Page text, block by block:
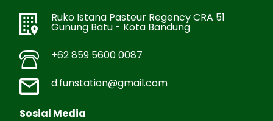
Ruko Istana Pasteur Regency CRA 51
Gunung Batu - Kota Bandung
+62 859 5600 0087
d.funstation@gmail.com
Sosial Media